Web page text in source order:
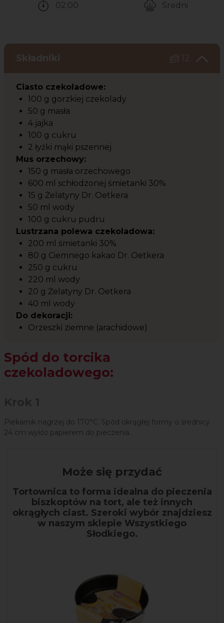
02:00
Średni
Składniki 12
Ciasto czekoladowe:
100 g gorzkiej czekolady
50 g masła
4 jajka
100 g cukru
2 łyżki mąki pszennej
Mus orzechowy:
150 g masła orzechowego
600 ml schłodzonej śmietanki 30%
15 g Żelatyny Dr. Oetkera
50 ml wody
100 g cukru pudru
Lustrzana polewa czekoladowa:
200 ml śmietanki 30%
80 g Ciemnego kakao Dr. Oetkera
250 g cukru
220 ml wody
20 g Żelatyny Dr. Oetkera
40 ml wody
Do dekoracji:
Orzeszki ziemne (arachidowe)
Spód do torcika
czekoladowego:
Piekarnik nagrzej do 170°C. Spód okrągłej formy o średnicy
24 cm wyłóż papierem do pieczenia.
Może się przydać
Tortownica to forma idealna do pieczenia
biszkoptów na tort, ale też innych
okrągłych ciast. Szeroki wybór znajdziesz
w naszym sklepie Wszystkiego
Słodkiego.